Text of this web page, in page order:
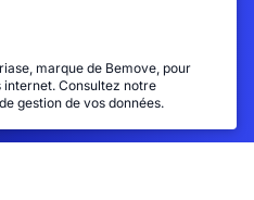
marque de Bemove, pour
Consultez notre
gestion de vos données.